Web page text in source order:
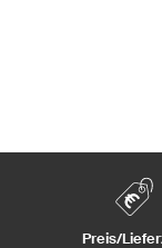
Preis/